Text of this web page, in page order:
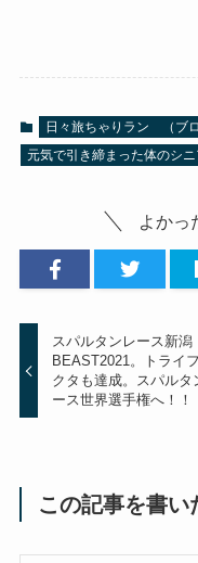
日々旅ちゃりラン （ブロ
元気で引き締まった体のシ
よかっ
スパルタンレース新潟
BEAST2021。トライ
クタも達成。スパルタ
ース世界選手権へ！！
この記事を書い